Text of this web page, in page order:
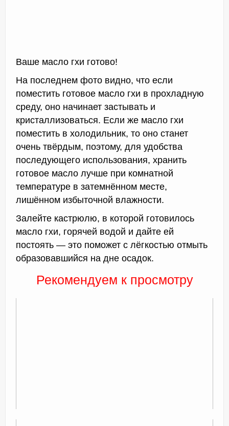
Ваше масло гхи готово!
На последнем фото видно, что если
поместить готовое масло гхи в прохладную
среду, оно начинает застывать и
кристаллизоваться. Если же масло гхи
поместить в холодильник, то оно станет
очень твёрдым, поэтому, для удобства
последующего использования, хранить
готовое масло лучше при комнатной
температуре в затемнённом месте,
лишённом избыточной влажности.
Залейте кастрюлю, в которой готовилось
масло гхи, горячей водой и дайте ей
постоять — это поможет с лёгкостью отмыть
образовавшийся на дне осадок.
Рекомендуем к просмотру